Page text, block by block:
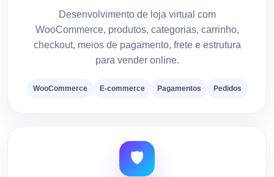
Desenvolvimento de loja virtual com
WooCommerce, produtos, categorias, carrinho,
checkout, meios de pagamento, frete e estrutura
para vender online.
WooCommerce E-commerce Pagamentos Pedidos
🛡️